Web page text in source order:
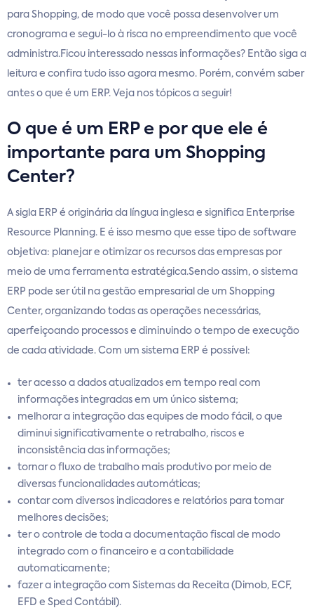
para Shopping, de modo que você possa desenvolver um
cronograma e segui-lo à risca no empreendimento que você
administra.Ficou interessado nessas informações? Então siga a
leitura e confira tudo isso agora mesmo. Porém, convém saber
antes o que é um ERP. Veja nos tópicos a seguir!
O que é um ERP e por que ele é
importante para um Shopping
Center?
A sigla ERP é originária da língua inglesa e significa Enterprise
Resource Planning. E é isso mesmo que esse tipo de software
objetiva: planejar e otimizar os recursos das empresas por
meio de uma ferramenta estratégica.Sendo assim, o sistema
ERP pode ser útil na gestão empresarial de um Shopping
Center, organizando todas as operações necessárias,
aperfeiçoando processos e diminuindo o tempo de execução
de cada atividade. Com um sistema ERP é possível:
ter acesso a dados atualizados em tempo real com
informações integradas em um único sistema;
melhorar a integração das equipes de modo fácil, o que
diminui significativamente o retrabalho, riscos e
inconsistência das informações;
tornar o fluxo de trabalho mais produtivo por meio de
diversas funcionalidades automáticas;
contar com diversos indicadores e relatórios para tomar
melhores decisões;
ter o controle de toda a documentação fiscal de modo
integrado com o financeiro e a contabilidade
automaticamente;
fazer a integração com Sistemas da Receita (Dimob, ECF,
EFD e Sped Contábil).